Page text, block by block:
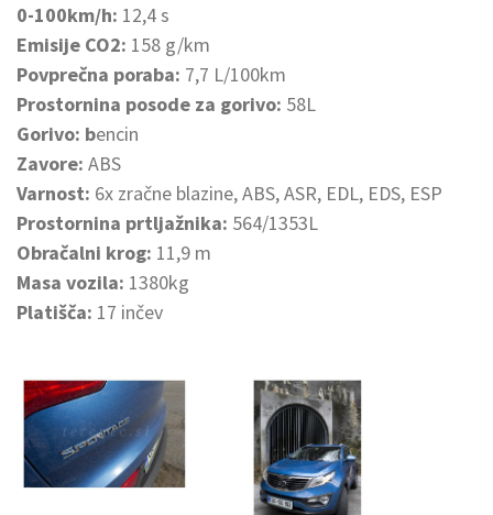
0-100km/h: 12,4 s
Emisije CO2: 158 g/km
Povprečna poraba: 7,7 L/100km
Prostornina posode za gorivo: 58L
Gorivo: bencin
Zavore: ABS
Varnost: 6x zračne blazine, ABS, ASR, EDL, EDS, ESP
Prostornina prtljažnika: 564/1353L
Obračalni krog: 11,9 m
Masa vozila: 1380kg
Platišča: 17 inčev